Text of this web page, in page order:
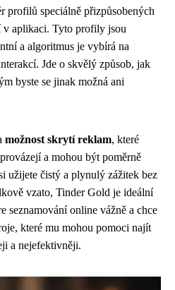
profilů speciálně přizpůsobených
v aplikaci. Tyto profily jsou
a algoritmus je vybírá na
Jde o skvělý způsob, jak
byste se jinak možná ani
možnost skrytí reklam, které
a mohou být poměrně
užijete čistý a plynulý zážitek bez
vzato, Tinder Gold je ideální
seznamování online vážně a chce
které mu mohou pomoci najít
a nejefektivněji.